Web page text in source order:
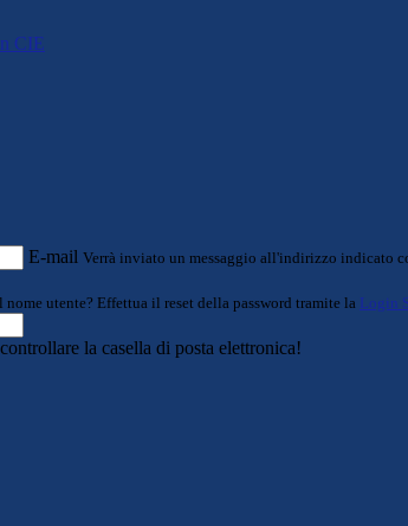
CIE
E-mail Verrà inviato un messaggio all'indirizzo indicato
nome utente? Effettua il reset della password tramite la Login
la casella di posta elettronica!